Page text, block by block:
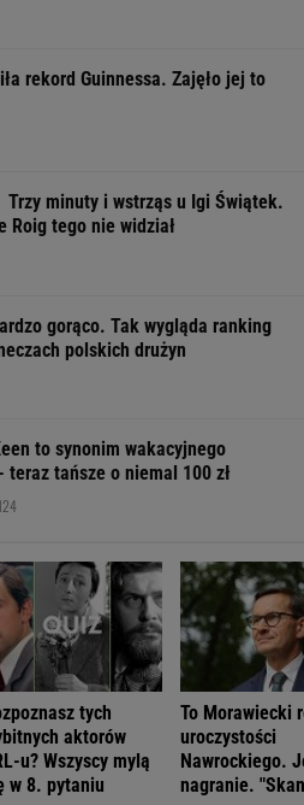
rekord Guinnessa. Zajęło jej to
Trzy minuty i wstrząs u Igi Świątek.
Roig tego nie widział
gorąco. Tak wygląda ranking
polskich drużyn
to synonim wakacyjnego
teraz tańsze o niemal 100 zł
tych
aktorów
u? Wszyscy mylą
w 8. pytaniu
To Morawiecki
uroczystości
Nawrockiego.
nagranie.